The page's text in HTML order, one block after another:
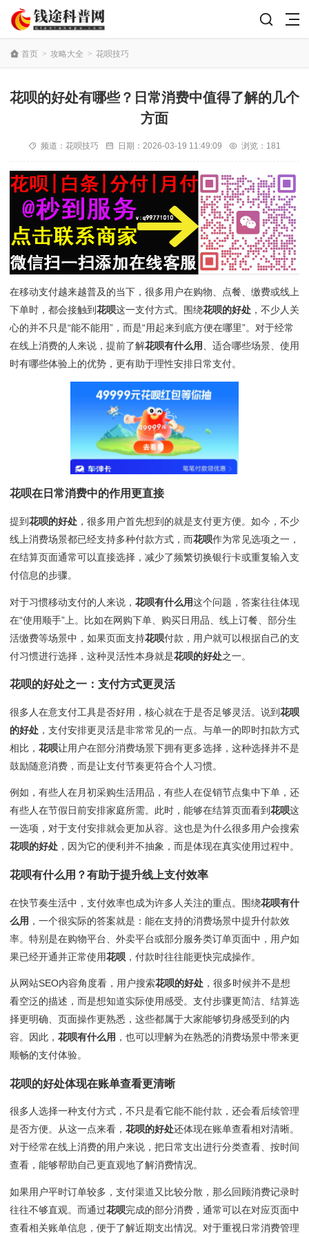
首页 > 攻略大全 > 花呗技巧
花呗的好处有哪些？日常消费中值得了解的几个
方面
频道： 花呗技巧 日期： 2026-03-19 11:49:09 浏览：181
在移动支付越来越普及的当下，很多用户在购物、点餐、缴费或线上
下单时，都会接触到花呗这一支付方式。围绕花呗的好处 ，不少人关
心的并不只是“能不能用”，而是“用起来到底方便在哪里”。对于经常
在线上消费的人来说，提前了解花呗有什么用
、适合哪些场景、使用
时有哪些体验上的优势，更有助于理性安排日常支付。
花呗在日常消费中的作用更直接
提到花呗的好处 ，很多用户首先想到的就是支付更方便。如今，不少
线上消费场景都已经支持多种付款方式，而花呗作为常见选项之一，
在结算页面通常可以直接选择，减少了频繁切换银行卡或重复输入支
付信息的步骤。
对于习惯移动支付的人来说， 花呗有什么用这个问题，答案往往体现
在“使用顺手”上。比如在网购下单、购买日用品、线上订餐、部分生
活缴费等场景中，如果页面支持花呗付款，用户就可以根据自己的支
付习惯进行选择，这种灵活性本身就是花呗的好处之一。
花呗的好处之一：支付方式更灵活
很多人在意支付工具是否好用，核心就在于是否足够灵活。说到花呗
的好处 ，支付安排更灵活是非常常见的一点。与单一的即时扣款方式
相比， 花呗让用户在部分消费场景下拥有更多选择，这种选择并不是
鼓励随意消费，而是让支付节奏更符合个人习惯。
例如，有些人在月初采购生活用品，有些人在促销节点集中下单，还
有些人在节假日前安排家庭所需。此时，能够在结算页面看到花呗这
一选项，对于支付安排就会更加从容。这也是为什么很多用户会搜索
花呗的好处 ，因为它的便利并不抽象，而是体现在真实使用过程中。
花呗有什么用 ？有助于提升线上支付效率
在快节奏生活中，支付效率也成为许多人关注的重点。围绕花呗有什
么用 ，一个很实际的答案就是：能在支持的消费场景中提升付款效
率。特别是在购物平台、外卖平台或部分服务类订单页面中，用户如
果已经开通并正常使用花呗 ，付款时往往能更快完成操作。
从网站SEO内容角度看，用户搜索花呗的好处 ，很多时候并不是想
看空泛的描述，而是想知道实际使用感受。支付步骤更简洁、结算选
择更明确、页面操作更熟悉，这些都属于大家能够切身感受到的内
容。因此， 花呗有什么用 ，也可以理解为在熟悉的消费场景中带来更
顺畅的支付体验。
花呗的好处体现在账单查看更清晰
很多人选择一种支付方式，不只是看它能不能付款，还会看后续管理
是否方便。从这一点来看， 花呗的好处还体现在账单查看相对清晰。
对于经常在线上消费的用户来说，把日常支出进行分类查看、按时间
查看，能够帮助自己更直观地了解消费情况。
如果用户平时订单较多，支付渠道又比较分散，那么回顾消费记录时
往往不够直观。而通过花呗完成的部分消费，通常可以在对应页面中
查看相关账单信息，便于了解近期支出情况。对于重视日常消费管理